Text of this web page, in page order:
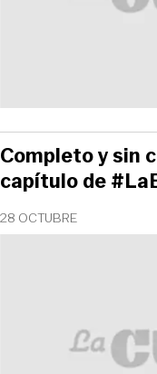
28 OCTUBRE
Completo y sin
capítulo de